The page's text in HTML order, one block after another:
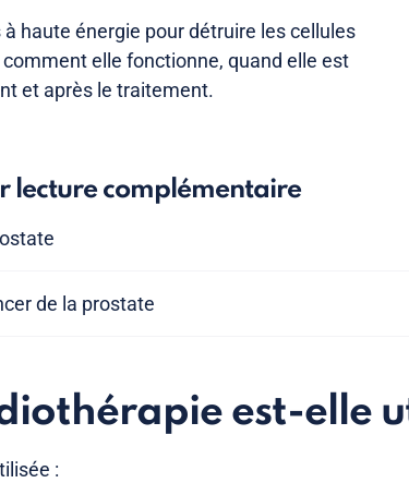
haute énergie pour détruire les cellules
elle fonctionne, quand elle est
et après le traitement.
lecture complémentaire
de la prostate
est-elle
: